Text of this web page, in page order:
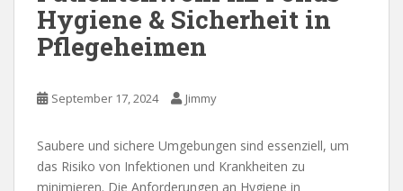
Hygiene & Sicherheit in
Pflegeheimen
September 17, 2024 Jimmy
Saubere und sichere Umgebungen sind essenziell, um
das Risiko von Infektionen und Krankheiten zu
minimieren. Die Anforderungen an Hygiene in